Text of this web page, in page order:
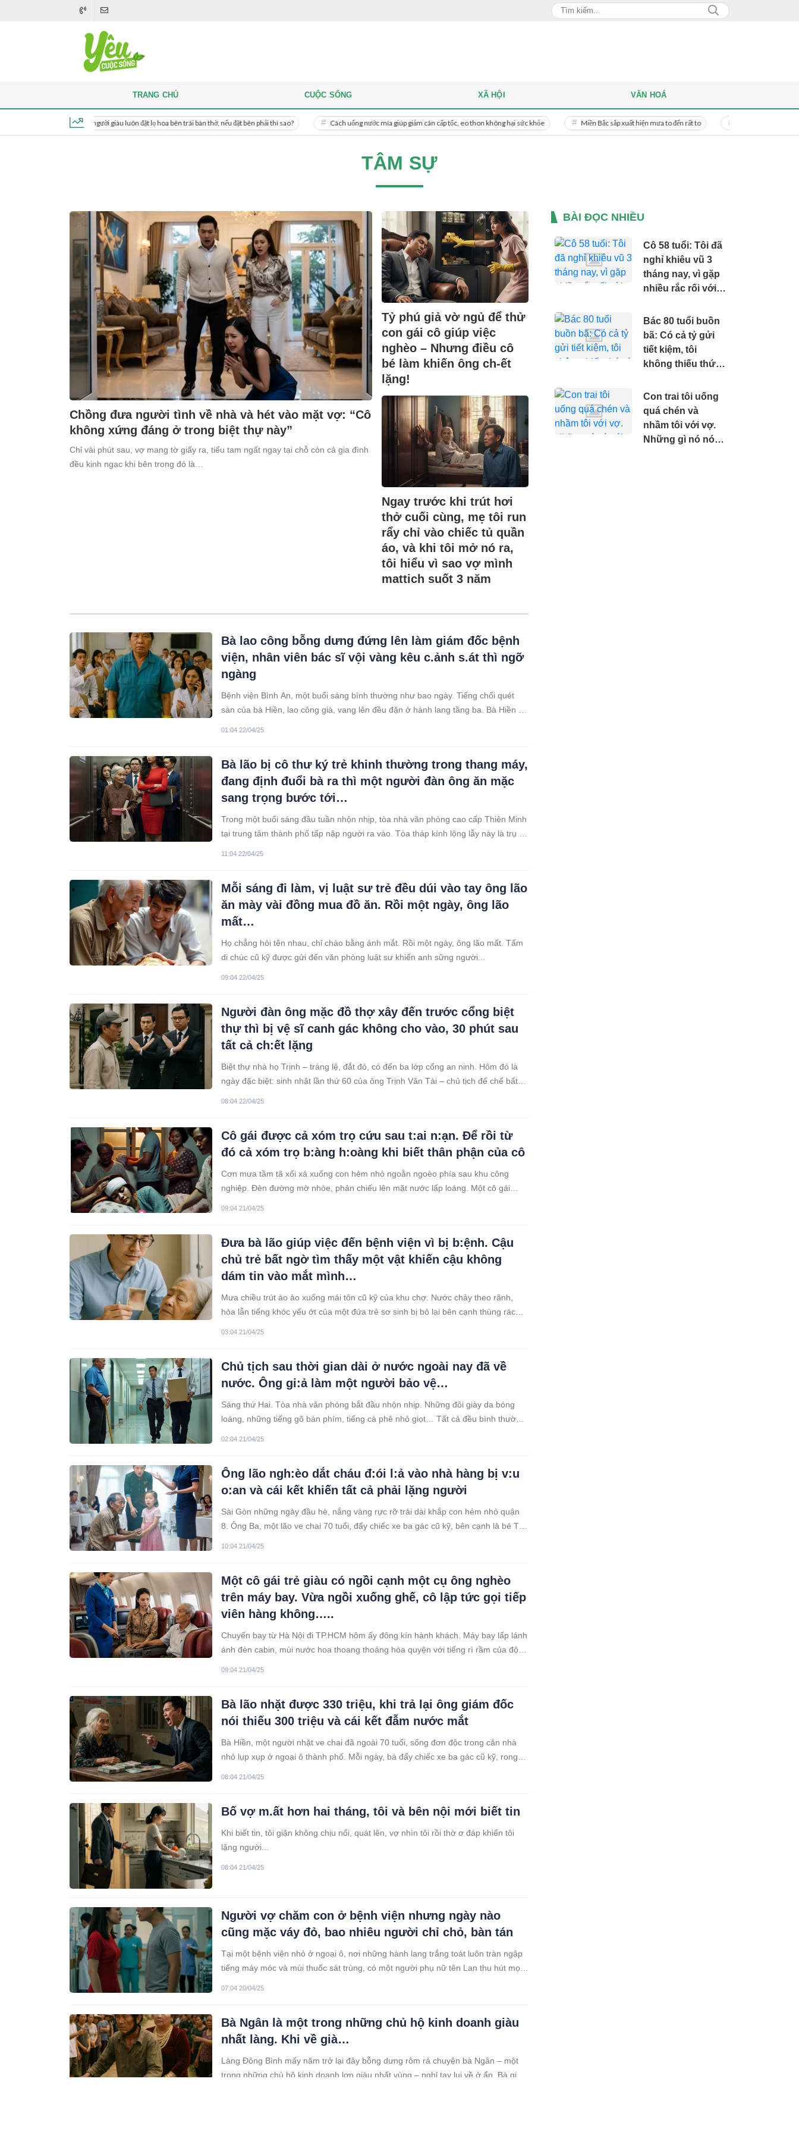
Khi thắp hương, người giàu luôn đặt lọ hoa bên trái bàn thờ, nếu đặt bên phải thì sao? Cách uống nước mía giúp giảm cân cấp tốc, eo thon không hại sức khỏe Miền Bắc sắp xuất hiện mưa to đến rất to Danh tính người phụ nữ bị bạn
TRANG CHỦ CUỘC SỐNG XÃ HỘI VĂN HOÁ
TÂM SỰ
Chồng đưa người tình về nhà và hét vào mặt vợ: “Cô
không xứng đáng ở trong biệt thự này”
Chỉ vài phút sau, vợ mang tờ giấy ra, tiểu tam ngất ngay tại chỗ còn cả gia đình
đều kinh ngạc khi bên trong đó là…
Tỷ phú giả vờ ngủ để thử
con gái cô giúp việc
nghèo – Nhưng điều cô
bé làm khiến ông ch-ết
lặng!
Ngay trước khi trút hơi
thở cuối cùng, mẹ tôi run
rẩy chỉ vào chiếc tủ quần
áo, và khi tôi mở nó ra,
tôi hiểu vì sao vợ mình
mattich suốt 3 năm
Bà lao công bỗng dưng đứng lên làm giám đốc bệnh
viện, nhân viên bác sĩ vội vàng kêu c.ảnh s.át thì ngỡ
ngàng
Bệnh viện Bình An, một buổi sáng bình thường như bao ngày. Tiếng chổi quét
sàn của bà Hiền, lao công già, vang lên đều đặn ở hành lang tầng ba. Bà Hiền đã
01:04 22/04/25
Bà lão bị cô thư ký trẻ khinh thường trong thang máy,
đang định đuổi bà ra thì một người đàn ông ăn mặc
sang trọng bước tới…
Trong một buổi sáng đầu tuần nhộn nhịp, tòa nhà văn phòng cao cấp Thiên Minh
tại trung tâm thành phố tấp nập người ra vào. Tòa tháp kính lộng lẫy này là trụ sở
đẳng cấp của nơi đây.
11:04 22/04/25
Mỗi sáng đi làm, vị luật sư trẻ đều dúi vào tay ông lão
ăn mày vài đồng mua đồ ăn. Rồi một ngày, ông lão
mất…
Họ chẳng hỏi tên nhau, chỉ chào bằng ánh mắt. Rồi một ngày, ông lão mất. Tấm
di chúc cũ kỹ được gửi đến văn phòng luật sư khiến anh sững người...
09:04 22/04/25
Người đàn ông mặc đồ thợ xây đến trước cổng biệt
thự thì bị vệ sĩ canh gác không cho vào, 30 phút sau
tất cả ch:ết lặng
Biệt thự nhà họ Trịnh – tráng lệ, đắt đỏ, có đến ba lớp cổng an ninh. Hôm đó là
ngày đặc biệt: sinh nhật lần thứ 60 của ông Trịnh Văn Tài – chủ tịch đế chế bất
08:04 22/04/25
Cô gái được cả xóm trọ cứu sau t:ai n:ạn. Để rồi từ
đó cả xóm trọ b:àng h:oàng khi biết thân phận của cô
Cơn mưa tầm tã xối xả xuống con hẻm nhỏ ngoằn ngoèo phía sau khu công
nghiệp. Đèn đường mờ nhòe, phản chiếu lên mặt nước lấp loáng. Một cô gái
09:04 21/04/25
Đưa bà lão giúp việc đến bệnh viện vì bị b:ệnh. Cậu
chủ trẻ bất ngờ tìm thấy một vật khiến cậu không
dám tin vào mắt mình…
Mưa chiều trút ào ào xuống mái tôn cũ kỹ của khu chợ. Nước chảy theo rãnh,
hòa lẫn tiếng khóc yếu ớt của một đứa trẻ sơ sinh bị bỏ lại bên cạnh thùng rác
03:04 21/04/25
Chủ tịch sau thời gian dài ở nước ngoài nay đã về
nước. Ông gi:ả làm một người bảo vệ…
Sáng thứ Hai. Tòa nhà văn phòng bắt đầu nhộn nhịp. Những đôi giày da bóng
loáng, những tiếng gõ bàn phím, tiếng cà phê nhỏ giọt… Tất cả đều bình thường
02:04 21/04/25
Ông lão ngh:èo dắt cháu đ:ói l:ả vào nhà hàng bị v:u
o:an và cái kết khiến tất cả phải lặng người
Sài Gòn những ngày đầu hè, nắng vàng rực rỡ trải dài khắp con hẻm nhỏ quận
8. Ông Ba, một lão ve chai 70 tuổi, đẩy chiếc xe ba gác cũ kỹ, bên cạnh là bé Tí,
10:04 21/04/25
Một cô gái trẻ giàu có ngồi cạnh một cụ ông nghèo
trên máy bay. Vừa ngồi xuống ghế, cô lập tức gọi tiếp
viên hàng không…..
Chuyến bay từ Hà Nội đi TP.HCM hôm ấy đông kín hành khách. Máy bay lấp lánh
ánh đèn cabin, mùi nước hoa thoang thoảng hòa quyện với tiếng rì rầm của động
09:04 21/04/25
Bà lão nhặt được 330 triệu, khi trả lại ông giám đốc
nói thiếu 300 triệu và cái kết đẫm nước mắt
Bà Hiền, một người nhặt ve chai đã ngoài 70 tuổi, sống đơn độc trong căn nhà
nhỏ lụp xụp ở ngoại ô thành phố. Mỗi ngày, bà đẩy chiếc xe ba gác cũ kỹ, rong
08:04 21/04/25
Bố vợ m.ất hơn hai tháng, tôi và bên nội mới biết tin
Khi biết tin, tôi giận không chịu nổi, quát lên, vợ nhìn tôi rồi thờ ơ đáp khiến tôi
lặng người...
08:04 21/04/25
Người vợ chăm con ở bệnh viện nhưng ngày nào
cũng mặc váy đỏ, bao nhiêu người chỉ chỏ, bàn tán
Tại một bệnh viện nhỏ ở ngoại ô, nơi những hành lang trắng toát luôn tràn ngập
tiếng máy móc và mùi thuốc sát trùng, có một người phụ nữ tên Lan thu hút mọi
07:04 20/04/25
Bà Ngân là một trong những chủ hộ kinh doanh giàu
nhất làng. Khi về già…
Làng Đông Bình mấy năm trở lại đây bỗng dưng rôm rả chuyện bà Ngân – một
trong những chủ hộ kinh doanh lợn giàu nhất vùng – nghỉ tay lui về ở ẩn. Bà già
BÀI ĐỌC NHIỀU
Cô 58 tuổi: Tôi đã
nghỉ khiêu vũ 3
tháng nay, vì gặp
nhiều rắc rối với
Bác 80 tuổi buồn
bã: Có cả tỷ gửi
tiết kiệm, tôi
không thiếu thứ
muốn mình sớm
ra đi.
Con trai tôi uống
quá chén và
nhầm tôi với vợ.
Những gì nó nói